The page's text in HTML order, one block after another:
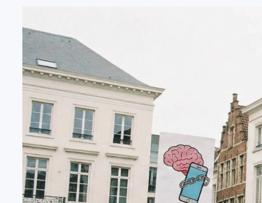
zaobserwuj nas
zaobserwuj nas
zaobserwuj nas